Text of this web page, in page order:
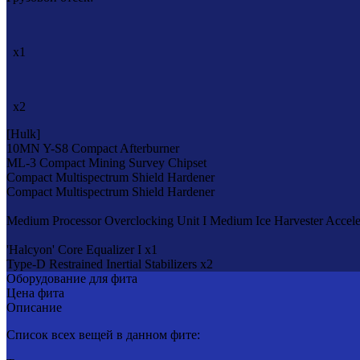
x1
x2
[Hulk]
10MN Y-S8 Compact Afterburner
ML-3 Compact Mining Survey Chipset
Compact Multispectrum Shield Hardener
Compact Multispectrum Shield Hardener
Medium Processor Overclocking Unit I Medium Ice Harvester
'Halcyon' Core Equalizer I x1
Type-D Restrained Inertial Stabilizers x2
Оборудование для фита
Цена фита
Описание
Список всех вещей в данном фите: